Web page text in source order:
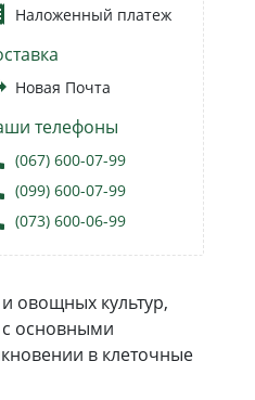
Наложенный платеж
Новая Почта
телефоны
(067) 600-07-99
(099) 600-07-99
(073) 600-06-99
овощных культур,
с основными
в клеточные